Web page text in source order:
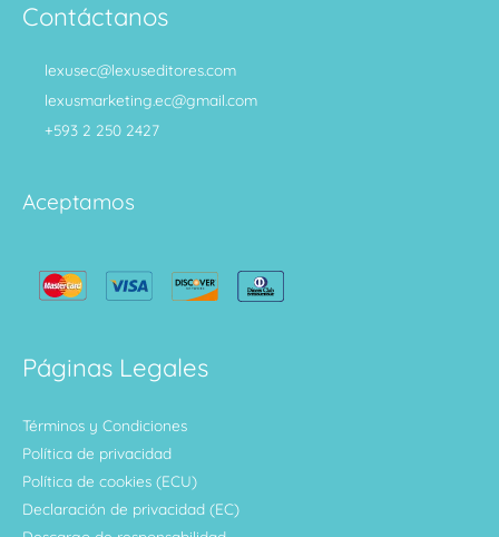
Contáctanos
lexusec@lexuseditores.com
lexusmarketing.ec@gmail.com
+593 2 250 2427
Aceptamos
Páginas Legales
Términos y Condiciones
Política de privacidad
Política de cookies (ECU)
Declaración de privacidad (EC)